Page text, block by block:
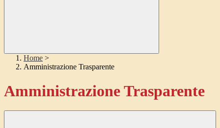
Home >
Amministrazione Trasparente
Amministrazione Trasparente